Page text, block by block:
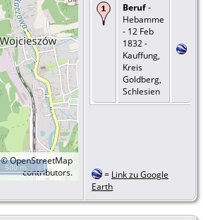
©OpenStreetMap
contributors.
500 m
Beruf-
Hebamme
- 12 Feb
1832 -
Kauffung,
Kreis
Goldberg,
Schlesien
= Link zu Google
Earth